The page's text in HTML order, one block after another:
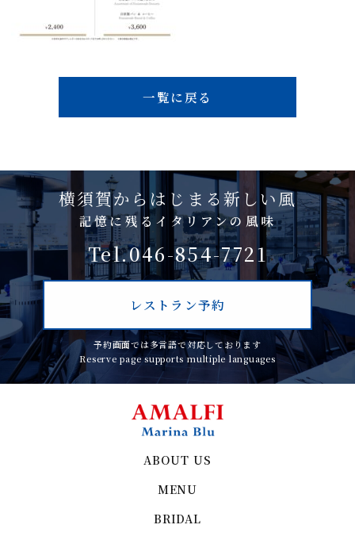
一覧に戻る
横須賀からはじまる新しい風
記憶に残るイタリアンの風味
Tel.046-854-7721
レストラン予約
予約画面では多言語で対応しております
Reserve page supports multiple languages
ABOUT US
MENU
BRIDAL